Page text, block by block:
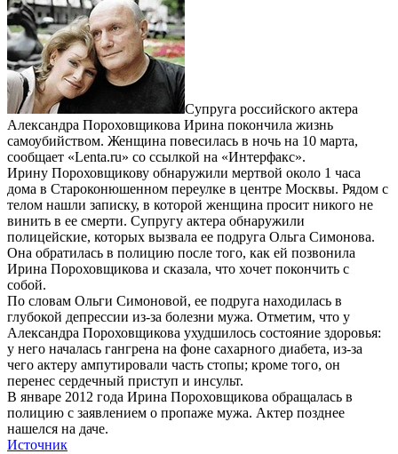
Супруга российского актера
Александра Пороховщикова Ирина покончила жизнь
самоубийством. Женщина повесилась в ночь на 10 марта,
сообщает «Lenta.ru» со ссылкой на «Интерфакс».
Ирину Пороховщикову обнаружили мертвой около 1 часа
дома в Староконюшенном переулке в центре Москвы. Рядом с
телом нашли записку, в которой женщина просит никого не
винить в ее смерти. Супругу актера обнаружили
полицейские, которых вызвала ее подруга Ольга Симонова.
Она обратилась в полицию после того, как ей позвонила
Ирина Пороховщикова и сказала, что хочет покончить с
собой.
По словам Ольги Симоновой, ее подруга находилась в
глубокой депрессии из-за болезни мужа. Отметим, что у
Александра Пороховщикова ухудшилось состояние здоровья:
у него началась гангрена на фоне сахарного диабета, из-за
чего актеру ампутировали часть стопы; кроме того, он
перенес сердечный приступ и инсульт.
В январе 2012 года Ирина Пороховщикова обращалась в
полицию с заявлением о пропаже мужа. Актер позднее
нашелся на даче.
Источник